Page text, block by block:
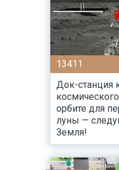
13411
Док-станция
орбите для
луны —
Земля!